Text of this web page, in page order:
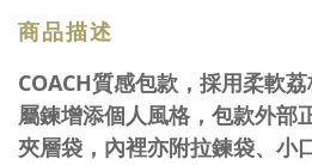
商品描述
COACH質感包款，採用柔軟
屬鍊增添個人風格，包款外部
夾層袋，內裡亦附拉鍊袋、小